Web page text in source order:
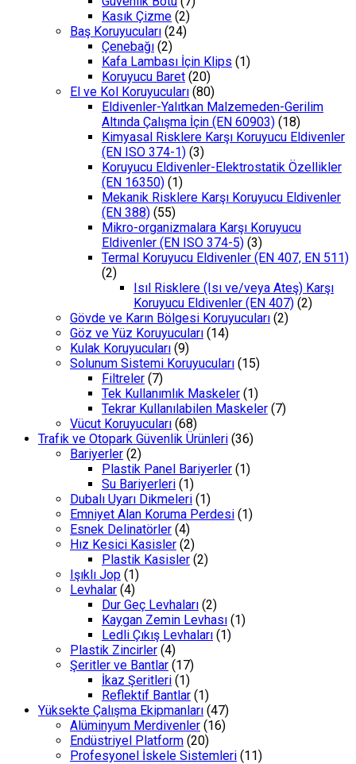
Kasık Çizme (2)
Baş Koruyucuları (24)
Çenebağı (2)
Kafa Lambası İçin Klips (1)
Koruyucu Baret (20)
El ve Kol Koruyucuları (80)
Eldivenler-Yalıtkan Malzemeden-Gerilim
Altında Çalışma İçin (EN 60903) (18)
Kimyasal Risklere Karşı Koruyucu Eldivenler
(EN ISO 374-1) (3)
Koruyucu Eldivenler-Elektrostatik Özellikler
(EN 16350) (1)
Mekanik Risklere Karşı Koruyucu Eldivenler
(EN 388) (55)
Mikro-organizmalara Karşı Koruyucu
Eldivenler (EN ISO 374-5) (3)
Termal Koruyucu Eldivenler (EN 407, EN 511)
(2)
Isıl Risklere (Isı ve/veya Ateş) Karşı
Koruyucu Eldivenler (EN 407) (2)
Gövde ve Karın Bölgesi Koruyucuları (2)
Göz ve Yüz Koruyucuları (14)
Kulak Koruyucuları (9)
Solunum Sistemi Koruyucuları (15)
Filtreler (7)
Tek Kullanımlık Maskeler (1)
Tekrar Kullanılabilen Maskeler (7)
Vücut Koruyucuları (68)
Trafik ve Otopark Güvenlik Ürünleri (36)
Bariyerler (2)
Plastik Panel Bariyerler (1)
Su Bariyerleri (1)
Dubalı Uyarı Dikmeleri (1)
Emniyet Alan Koruma Perdesi (1)
Esnek Delinatörler (4)
Hız Kesici Kasisler (2)
Plastik Kasisler (2)
Işıklı Jop (1)
Levhalar (4)
Dur Geç Levhaları (2)
Kaygan Zemin Levhası (1)
Ledli Çıkış Levhaları (1)
Plastik Zincirler (4)
Şeritler ve Bantlar (17)
İkaz Şeritleri (1)
Reflektif Bantlar (1)
Yüksekte Çalışma Ekipmanları (47)
Alüminyum Merdivenler (16)
Endüstriyel Platform (20)
Profesyonel İskele Sistemleri (11)